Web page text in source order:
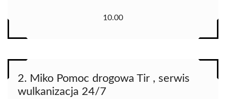
10.00
2. Miko Pomoc drogowa Tir , serwis
wulkanizacja 24/7